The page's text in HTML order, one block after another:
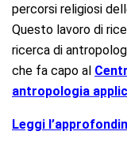
percorsi religiosi
Questo lavoro di
ricerca di
che fa capo al
antropologia
Leggi